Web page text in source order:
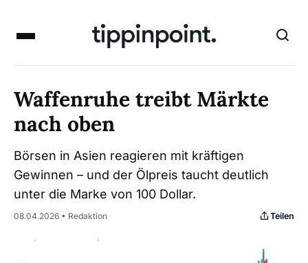
Waffenruhe treibt Märkte
nach oben
Börsen in Asien reagieren mit kräftigen
Gewinnen – und der Ölpreis taucht deutlich
unter die Marke von 100 Dollar.
08.04.2026 • Redaktion Teilen